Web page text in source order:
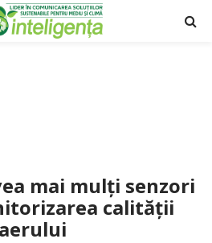
mai mulți senzori
calității
aerului